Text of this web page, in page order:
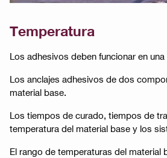
Temperatura
Los adhesivos deben funcionar en
Los anclajes adhesivos de dos
material base.
Los tiempos de curado, tiempos de
temperatura del material base y los
El rango de temperaturas del material